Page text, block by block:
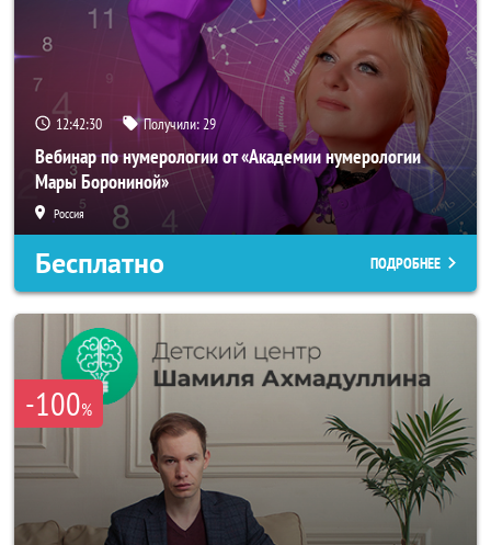
12:42:28 Получили:29
Вебинар по нумерологии от «Академии нумерологии
Мары Борониной»
Россия
Бесплатно ПОДРОБНЕЕ
-100%